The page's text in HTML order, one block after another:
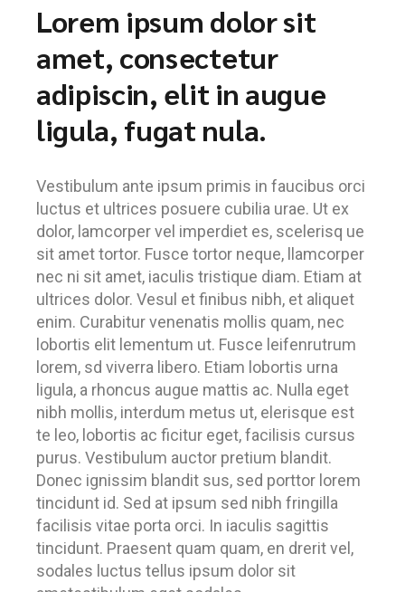
Lorem ipsum dolor sit
amet, consectetur
adipiscin, elit in augue
ligula, fugat nula.
Vestibulum ante ipsum primis in faucibus orci
luctus et ultrices posuere cubilia urae. Ut ex
dolor, lamcorper vel imperdiet es, scelerisq ue
sit amet tortor. Fusce tortor neque, llamcorper
nec ni sit amet, iaculis tristique diam. Etiam at
ultrices dolor. Vesul et finibus nibh, et aliquet
enim. Curabitur venenatis mollis quam, nec
lobortis elit lementum ut. Fusce leifenrutrum
lorem, sd viverra libero. Etiam lobortis urna
ligula, a rhoncus augue mattis ac. Nulla eget
nibh mollis, interdum metus ut, elerisque est
te leo, lobortis ac ficitur eget, facilisis cursus
purus. Vestibulum auctor pretium blandit.
Donec ignissim blandit sus, sed porttor lorem
tincidunt id. Sed at ipsum sed nibh fringilla
facilisis vitae porta orci. In iaculis sagittis
tincidunt. Praesent quam quam, en drerit vel,
sodales luctus tellus ipsum dolor sit